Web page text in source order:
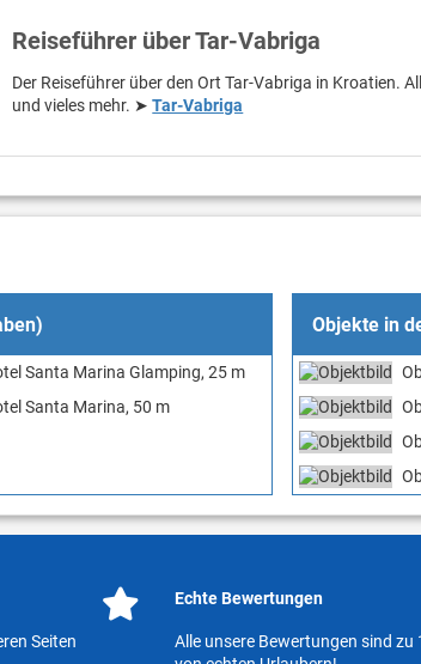
Reiseführer über Tar-Vabriga
Der Reiseführer über den Ort Tar-Vabriga in Kroatien.
und vieles mehr. ➤Tar-Vabriga
Santa Marina Glamping, 25 m
Santa Marina, 50 m
Objekte in
Seiten
Echte Bewertungen
Alle unsere Bewertungen sind zu